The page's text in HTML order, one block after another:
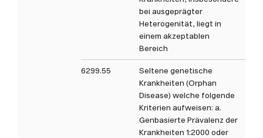
bei ausgeprägter
Heterogenität, liegt in
einem akzeptablen
Bereich
6299.55
Seltene genetische
Krankheiten (Orphan
Disease) welche folgende
Kriterien aufweisen: a.
Genbasierte Prävalenz der
Krankheiten 1:2000 oder